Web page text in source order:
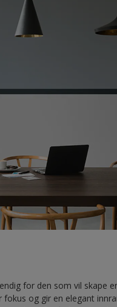
for den som vil skape
og gir en elegant